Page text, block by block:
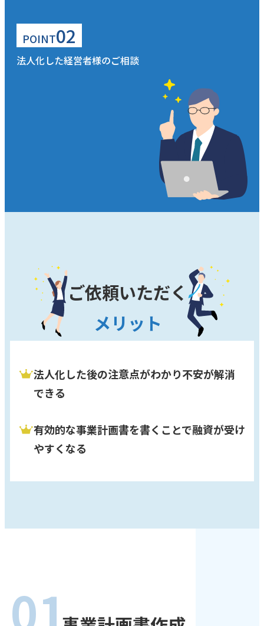
POINT02
法人化した経営者様のご相談
ご依頼いただく
メリット
法人化した後の注意点がわかり不安が解消
できる
有効的な事業計画書を書くことで融資が受け
やすくなる
01